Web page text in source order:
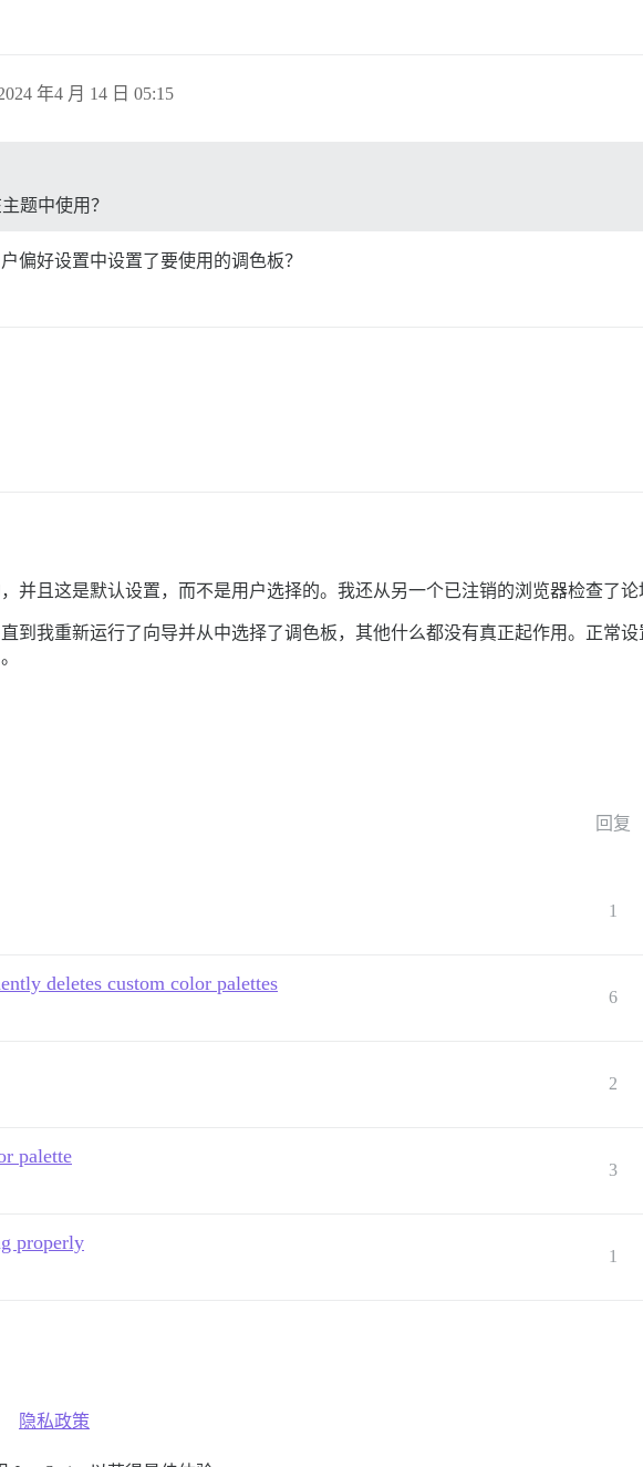
年4 月 14 日 05:15
题中使用？
偏好设置中设置了要使用的调色板？
并且这是默认设置，而不是用户选择的。我还从另一个已注销的浏览器检查了
到我重新运行了向导并从中选择了调色板，其他什么都没有真正起作用。正常设
回复
1
deletes custom color palettes
6
2
palette
3
properly
1
隐私政策